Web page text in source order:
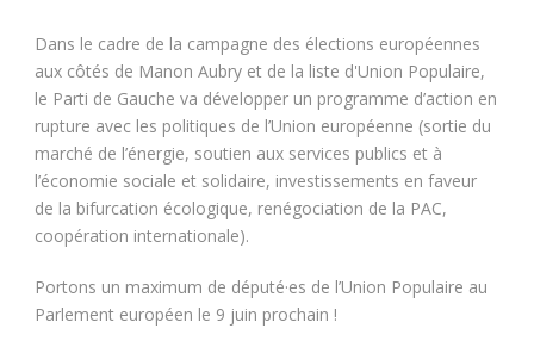
Dans le cadre de la campagne des élections européennes
aux côtés de Manon Aubry et de la liste d'Union Populaire,
le Parti de Gauche va développer un programme d’action en
rupture avec les politiques de l’Union européenne (sortie du
marché de l’énergie, soutien aux services publics et à
l’économie sociale et solidaire, investissements en faveur
de la bifurcation écologique, renégociation de la PAC,
coopération internationale).
Portons un maximum de député·es de l’Union Populaire au
Parlement européen le 9 juin prochain !